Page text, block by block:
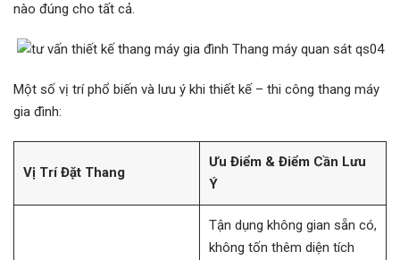
nào đúng cho tất cả.
Một số vị trí phổ biến và lưu ý khi thiết kế – thi công thang máy
gia đình:
Vị Trí Đặt Thang
Ưu Điểm & Điểm Cần Lưu
Ý
Tận dụng không gian sẵn có,
không tốn thêm diện tích